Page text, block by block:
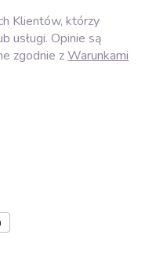
Klientów, którzy
usługi. Opinie są
zgodnie zWarunkami